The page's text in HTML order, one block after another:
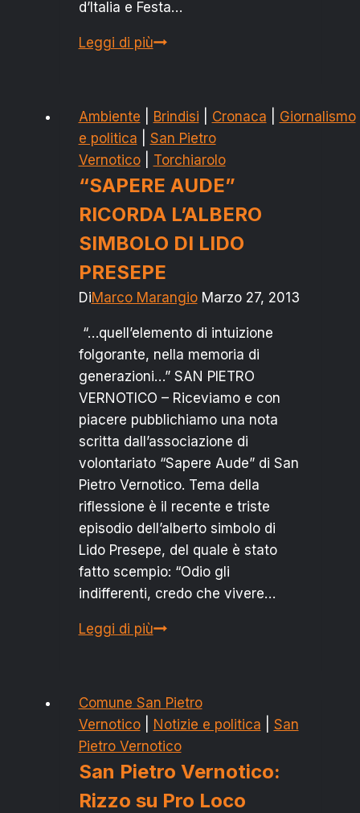
d’Italia e Festa…
Leggi di piùFESTIVITA’
NOVEMBRE:
ECCO
IL
PROGRAMMA
Ambiente Brindisi Cronaca Giornalismo
e politica
San Pietro
Vernotico| Torchiarolo
“SAPERE AUDE”
RICORDA L’ALBERO
SIMBOLO DI LIDO
PRESEPE
DiMarco Marangio Marzo 27, 2013
“…quell’elemento di intuizione
folgorante, nella memoria di
generazioni…” SAN PIETRO
VERNOTICO – Riceviamo e con
piacere pubblichiamo una nota
scritta dall’associazione di
volontariato “Sapere Aude” di San
Pietro Vernotico. Tema della
riflessione è il recente e triste
episodio dell’alberto simbolo di
Lido Presepe, del quale è stato
fatto scempio: “Odio gli
indifferenti, credo che vivere…
Leggi di più“SAPERE
SIMBOLO
DI
LIDO
PRESEPE
Comune San Pietro
Vernotico| Notizie e politica
San
Pietro Vernotico
San Pietro Vernotico:
Rizzo su Pro Loco